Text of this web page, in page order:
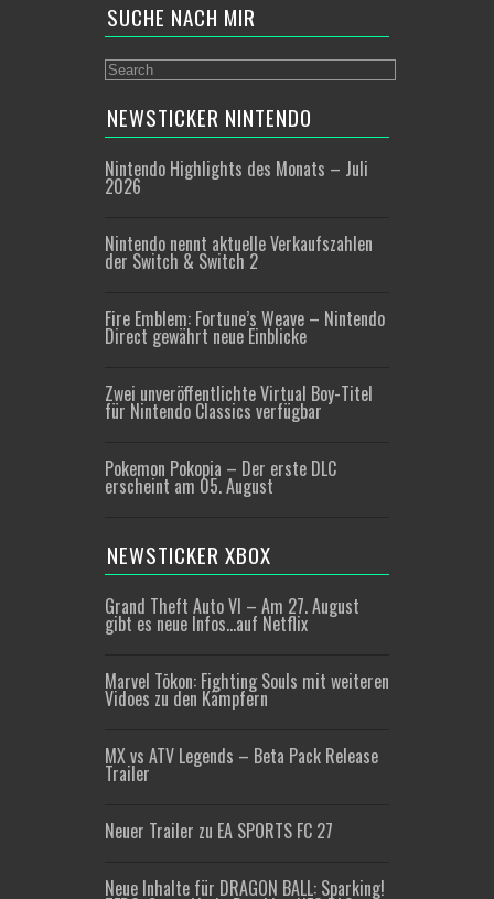
SUCHE NACH MIR
NEWSTICKER NINTENDO
Nintendo Highlights des Monats – Juli
2026
Nintendo nennt aktuelle Verkaufszahlen
der Switch & Switch 2
Fire Emblem: Fortune’s Weave – Nintendo
Direct gewährt neue Einblicke
Zwei unveröffentlichte Virtual Boy-Titel
für Nintendo Classics verfügbar
Pokemon Pokopia – Der erste DLC
erscheint am 05. August
NEWSTICKER XBOX
Grand Theft Auto VI – Am 27. August
gibt es neue Infos…auf Netflix
Marvel Tōkon: Fighting Souls mit weiteren
Vidoes zu den Kämpfern
MX vs ATV Legends – Beta Pack Release
Trailer
Neuer Trailer zu EA SPORTS FC 27
Neue Inhalte für DRAGON BALL: Sparking!